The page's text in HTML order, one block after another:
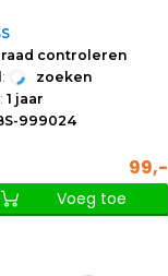
controleren
zoeken
1 jaar
999024
99,-
Voeg toe